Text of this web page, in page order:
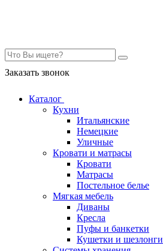
Заказать звонок
Каталог
Кухни
Итальянские
Немецкие
Уличные
Кровати и матрасы
Кровати
Матрасы
Постельное белье
Мягкая мебель
Диваны
Кресла
Пуфы и банкетки
Кушетки и шезлонги